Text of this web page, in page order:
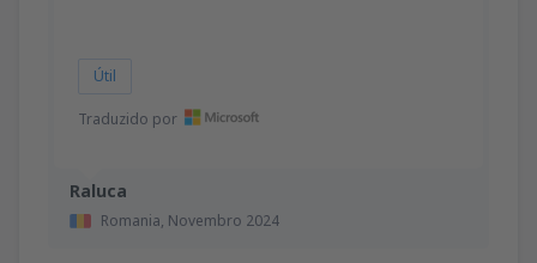
Raluca
Romania, Novembro 2024
Útil
Traduzido por